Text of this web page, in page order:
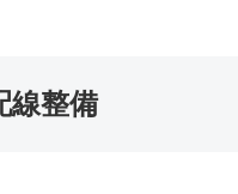
線整備